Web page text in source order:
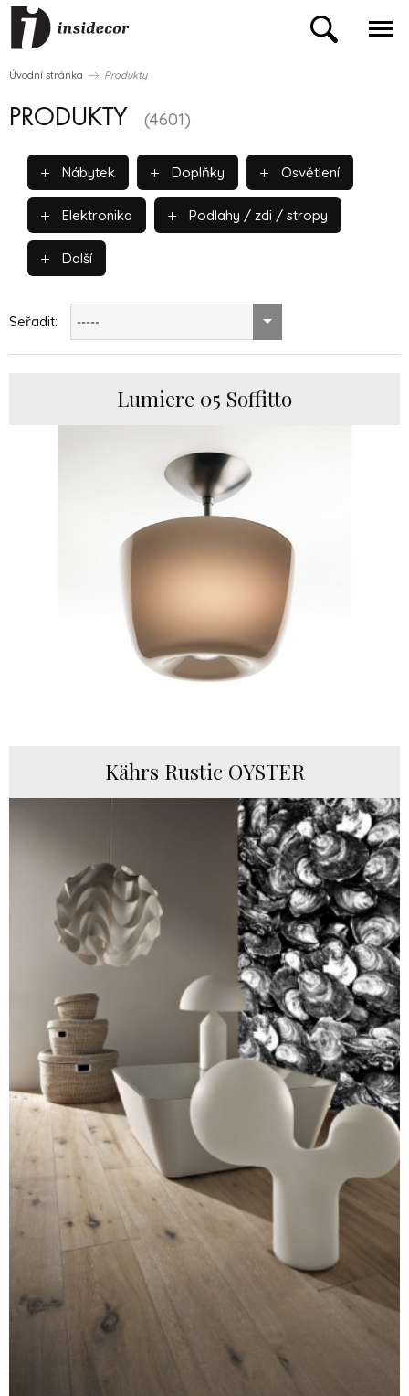
Úvodní stránka Produkty
PRODUKTY (4601)
Nábytek Doplňky Osvětlení
Elektronika Podlahy / zdi / stropy
Další
Seřadit: -----
Lumiere 05 Soffitto
Kährs Rustic OYSTER